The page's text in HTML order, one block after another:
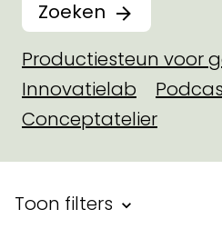
Zoeken
Productiesteun voor
Innovatielab
Conceptatelier
Filter binnen
Toon filters